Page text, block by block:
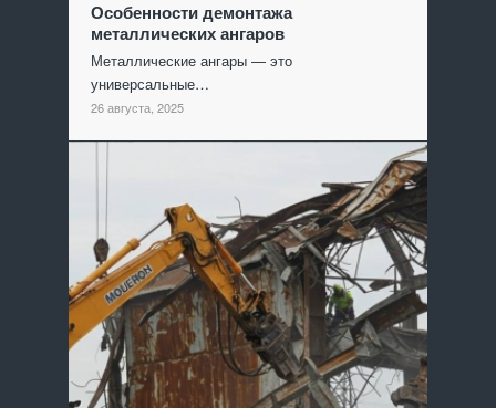
Особенности демонтажа
металлических ангаров
Металлические ангары — это
универсальные…
26 августа, 2025